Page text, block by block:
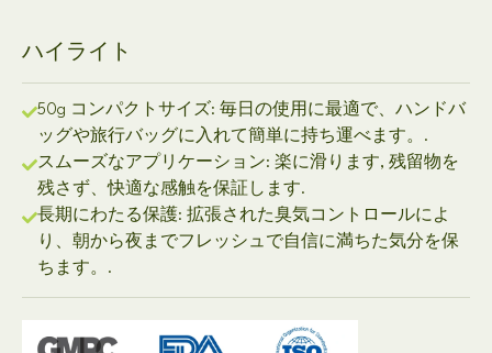
ハイライト
50g コンパクトサイズ: 毎日の使用に最適で、ハンドバ
ッグや旅行バッグに入れて簡単に持ち運べます。.
スムーズなアプリケーション: 楽に滑ります, 残留物を
残さず、快適な感触を保証します.
長期にわたる保護: 拡張された臭気コントロールによ
り、朝から夜までフレッシュで自信に満ちた気分を保
ちます。.